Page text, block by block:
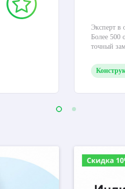
Эксперт в
Более 500
точный